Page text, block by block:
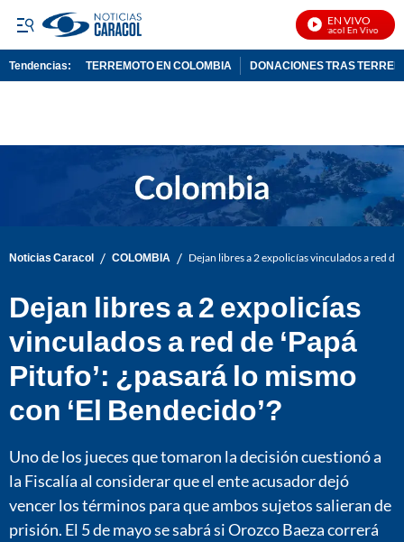
EN VIVO
Noticias Caracol En Vivo
Tendencias: TERREMOTO EN COLOMBIA DONACIONES TRAS
Noticias Caracol / COLOMBIA / Dejan libres a 2 expolicías vinculados a red de
Dejan libres a 2 expolicías
vinculados a red de ‘Papá
Pitufo’: ¿pasará lo mismo
con ‘El Bendecido’?
Uno de los jueces que tomaron la decisión cuestionó a
la Fiscalía al considerar que el ente acusador dejó
vencer los términos para que ambos sujetos salieran de
prisión. El 5 de mayo se sabrá si Orozco Baeza correrá